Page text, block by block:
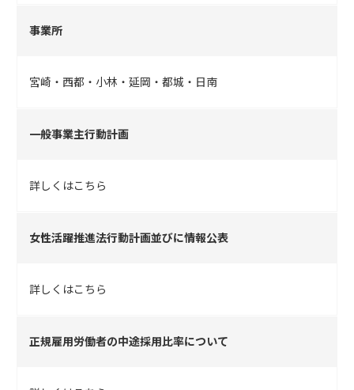
事業所
宮崎・西都・小林・延岡・都城・日南
一般事業主行動計画
詳しくはこちら
女性活躍推進法行動計画並びに情報公表
詳しくはこちら
正規雇用労働者の中途採用比率について